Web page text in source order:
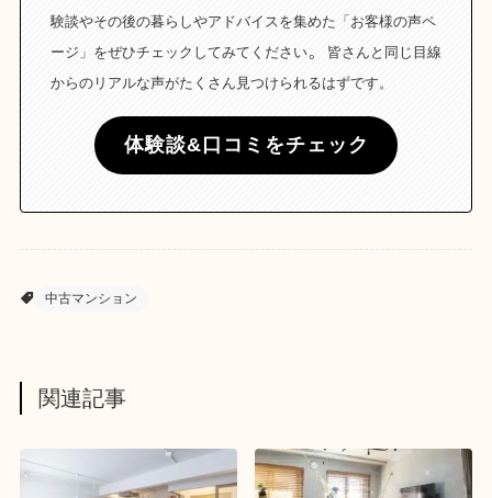
験談やその後の暮らしやアドバイスを集めた「お客様の声ペ
ージ」をぜひチェックしてみてください。
皆さんと同じ目線
からのリアルな声がたくさん見つけられるはずです。
体験談&口コミをチェック
中古マンション
関連記事